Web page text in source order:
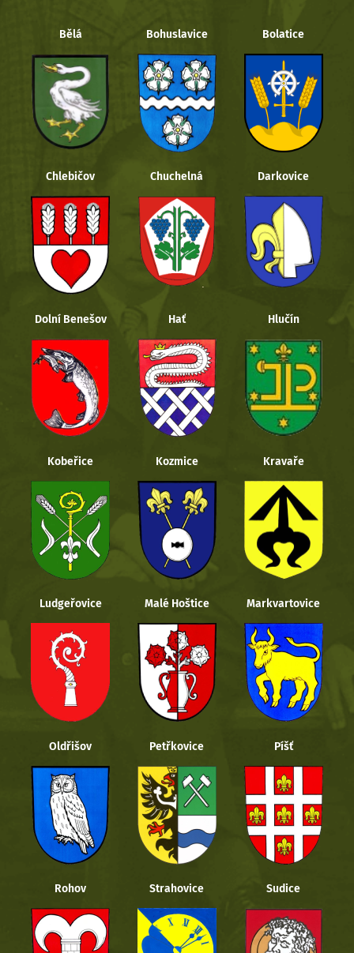
Bělá Bohuslavice Bolatice
Chlebičov Chuchelná Darkovice
Dolní Benešov Hať Hlučín
Kobeřice Kozmice Kravaře
Ludgeřovice Malé Hoštice Markvartovice
Oldřišov Petřkovice Píšť
Rohov Strahovice Sudice